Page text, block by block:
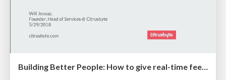
Building Better People: How to give real-time feedback that sticks.